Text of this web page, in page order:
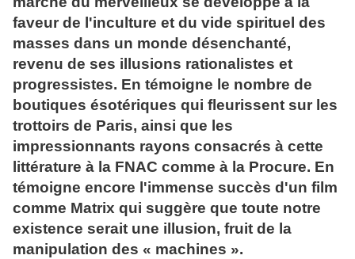
faveur de l'inculture et du vide spirituel des
masses dans un monde désenchanté,
revenu de ses illusions rationalistes et
progressistes. En témoigne le nombre de
boutiques ésotériques qui fleurissent sur les
trottoirs de Paris, ainsi que les
impressionnants rayons consacrés à cette
littérature à la FNAC comme à la Procure. En
témoigne encore l'immense succès d'un film
comme Matrix qui suggère que toute notre
existence serait une illusion, fruit de la
manipulation des « machines ».